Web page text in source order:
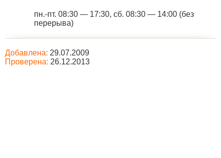
пн.-пт. 08:30 — 17:30, сб. 08:30 — 14:00 (без
перерыва)
Добавлена: 29.07.2009
Проверена: 26.12.2013